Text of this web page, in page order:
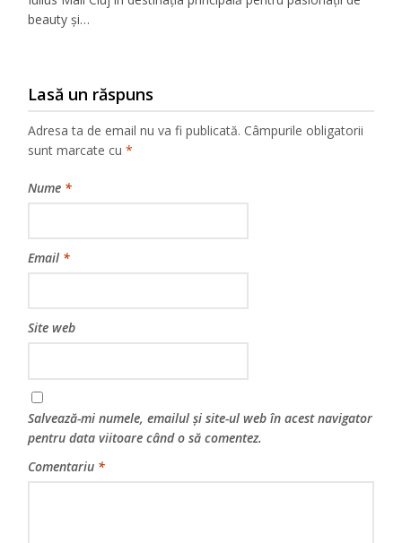
beauty și…
Lasă un răspuns
Adresa ta de email nu va fi publicată. Câmpurile obligatorii
sunt marcate cu*
Nume *
Email *
Site web
Salvează-mi numele, emailul și site-ul web în acest navigator
pentru data viitoare când o să comentez.
Comentariu *